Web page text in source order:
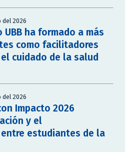
del 2026
UBB ha formado a más
como facilitadores
cuidado de la salud
del 2026
Impacto 2026
y el
estudiantes de la